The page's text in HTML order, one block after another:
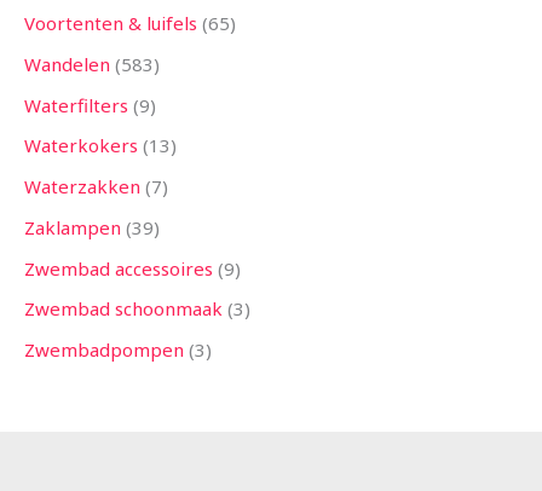
Voortenten & luifels 65
Wandelen 583
Waterfilters 9
Waterkokers 13
Waterzakken 7
Zaklampen 39
Zwembad accessoires 9
Zwembad schoonmaak 3
Zwembadpompen 3